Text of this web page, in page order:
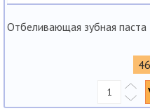
Отбеливающая зубная